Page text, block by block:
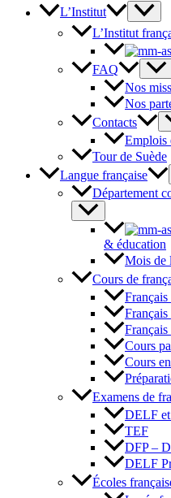
L’Institut
L’Institut
FAQ
Nos
Nos
Contacts
Emplois
Tour de Suède
Langue française
Département
& éducation
Mois de
Cours de
Français
Français
Cours
Cours
Examens de
DELF
TEF
DFP –
DELF
Écoles